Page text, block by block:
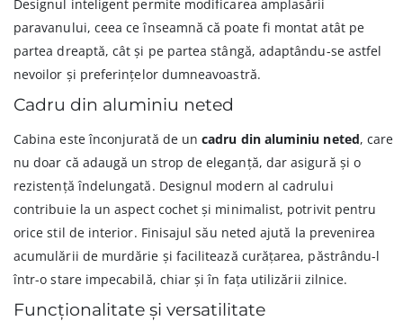
Designul inteligent permite modificarea amplasării
paravanului, ceea ce înseamnă că poate fi montat atât pe
partea dreaptă, cât și pe partea stângă, adaptându-se astfel
nevoilor și preferințelor dumneavoastră.
Cadru din aluminiu neted
Cabina este înconjurată de uncadru din aluminiu neted, care
nu doar că adaugă un strop de eleganță, dar asigură și o
rezistență îndelungată. Designul modern al cadrului
contribuie la un aspect cochet și minimalist, potrivit pentru
orice stil de interior. Finisajul său neted ajută la prevenirea
acumulării de murdărie și facilitează curățarea, păstrându-l
într-o stare impecabilă, chiar și în fața utilizării zilnice.
Funcționalitate și versatilitate